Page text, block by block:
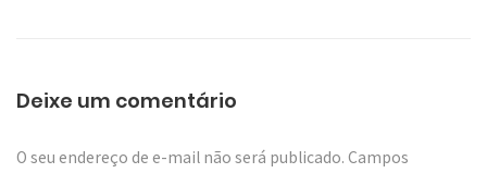
Deixe um comentário
O seu endereço de e-mail não será publicado. Campos